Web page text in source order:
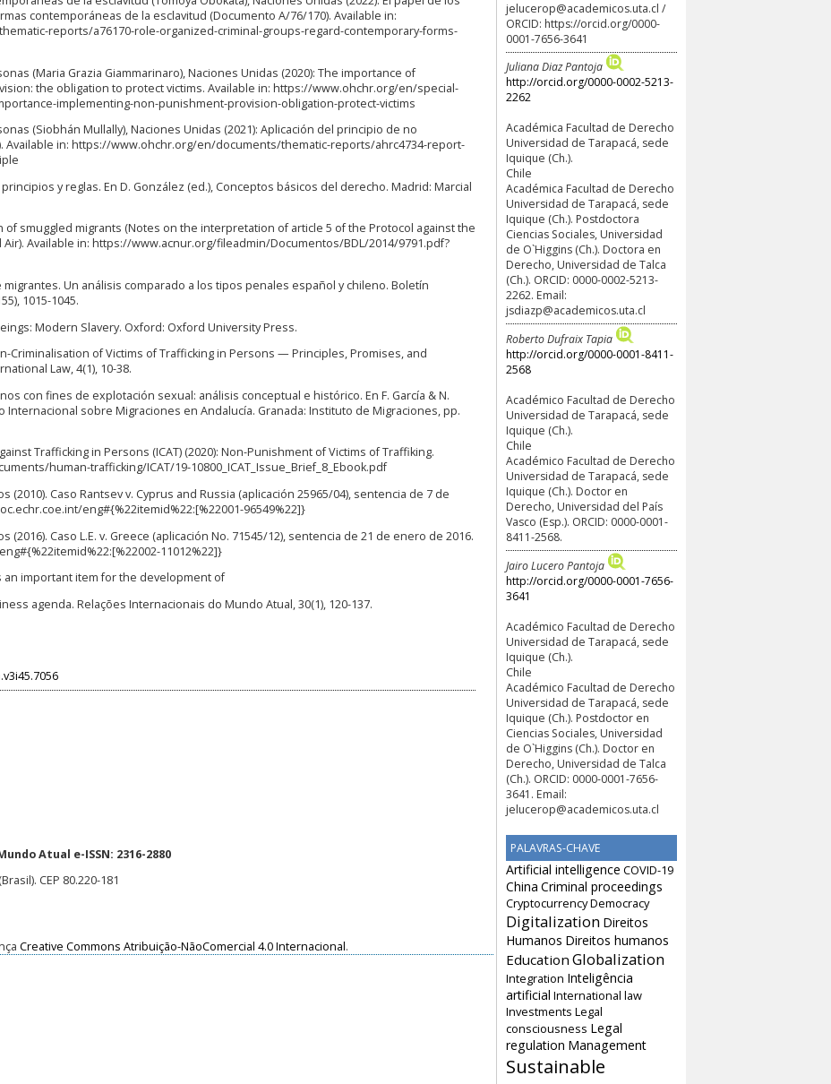
jelucerop@academicos.uta.cl /
ORCID: https://orcid.org/0000-
0001-7656-3641
Juliana Diaz Pantoja
http://orcid.org/0000-0002-5213-
2262
Académica Facultad de Derecho
Universidad de Tarapacá, sede
Iquique (Ch.).
Chile
Académica Facultad de Derecho
Universidad de Tarapacá, sede
Iquique (Ch.). Postdoctora
Ciencias Sociales, Universidad
de O`Higgins (Ch.). Doctora en
Derecho, Universidad de Talca
(Ch.). ORCID: 0000-0002-5213-
2262. Email:
jsdiazp@academicos.uta.cl
Roberto Dufraix Tapia
http://orcid.org/0000-0001-8411-
2568
Académico Facultad de Derecho
Universidad de Tarapacá, sede
Iquique (Ch.).
Chile
Académico Facultad de Derecho
Universidad de Tarapacá, sede
Iquique (Ch.). Doctor en
Derecho, Universidad del País
Vasco (Esp.). ORCID: 0000-0001-
8411-2568.
Jairo Lucero Pantoja
http://orcid.org/0000-0001-7656-
3641
Académico Facultad de Derecho
Universidad de Tarapacá, sede
Iquique (Ch.).
Chile
Académico Facultad de Derecho
Universidad de Tarapacá, sede
Iquique (Ch.). Postdoctor en
Ciencias Sociales, Universidad
de O`Higgins (Ch.). Doctor en
Derecho, Universidad de Talca
(Ch.). ORCID: 0000-0001-7656-
3641. Email:
jelucerop@academicos.uta.cl
PALAVRAS-CHAVE
Artificial intelligence COVID-19
China Criminal proceedings
CryptocurrencyDemocracy
Digitalization Direitos
Humanos Direitos humanos
Education Globalization
Integration Inteligência
artificial International law
Investments Legal
consciousness Legal
regulation Management
Sustainable
contemporáneas de la esclavitud (Documento A/76/170). Available in:
reports/a76170-role-organized-criminal-groups-regard-contemporary-forms-
(Maria Grazia Giammarinaro), Naciones Unidas (2020): The importance of
the obligation to protect victims. Available in: https://www.ohchr.org/en/special-
implementing-non-punishment-provision-obligation-protect-victims
(Siobhán Mullally), Naciones Unidas (2021): Aplicación del principio de no
Available in: https://www.ohchr.org/en/documents/thematic-reports/ahrc4734-report-
y reglas. En D. González (ed.), Conceptos básicos del derecho. Madrid: Marcial
of smuggled migrants (Notes on the interpretation of article 5 of the Protocol against the
Air). Available in: https://www.acnur.org/fileadmin/Documentos/BDL/2014/9791.pdf?
migrantes. Un análisis comparado a los tipos penales español y chileno. Boletín
1015-1045.
Modern Slavery. Oxford: Oxford University Press.
Criminalisation of Victims of Trafficking in Persons — Principles, Promises, and
Law, 4(1), 10-38.
con fines de explotación sexual: análisis conceptual e histórico. En F. García & N.
Internacional sobre Migraciones en Andalucía. Granada: Instituto de Migraciones, pp.
Trafficking in Persons (ICAT) (2020): Non-Punishment of Victims of Traffiking.
human-trafficking/ICAT/19-10800_ICAT_Issue_Brief_8_Ebook.pdf
Caso Rantsev v. Cyprus and Russia (aplicación 25965/04), sentencia de 7 de
eng#{%22itemid%22:[%22001-96549%22]}
Caso L.E. v. Greece (aplicación No. 71545/12), sentencia de 21 de enero de 2016.
11012%22]}
an important item for the development of
agenda. Relações Internacionais do Mundo Atual, 30(1), 120-137.
Atual e-ISSN: 2316-2880
CEP 80.220-181
Creative Commons Atribuição-NãoComercial 4.0 Internacional.